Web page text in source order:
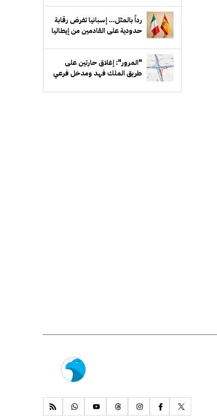
دمشق
رداً بالمثل... إسبانيا تفرض رقابة
حدودية على القادمين من إيطاليا
"المرور": إغلاق حارتين على
طريق الملك فهد ومدخل فرعي